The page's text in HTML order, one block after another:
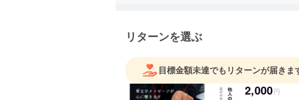
生かしています。
武下農園株式会社 代表取締役 武下浩紹
リターンを選ぶ
目標金額未達でもリターンが届きま
2,000円